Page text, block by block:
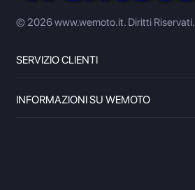
© 2026 www.wemoto.it. Diritti Riservati.
SERVIZIO CLIENTI
INFORMAZIONI SU WEMOTO